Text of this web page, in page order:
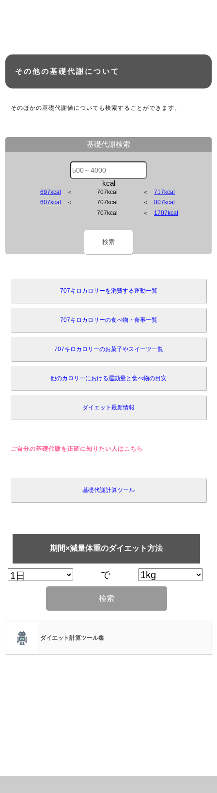
その他の基礎代謝について
そのほかの基礎代謝値についても検索することができます。
基礎代謝検索
kcal
697kcal ＜ 707kcal ＜717kcal
607kcal
＜ 707kcal ＜807kcal
707kcal
＜ 1707kcal
検索
707キロカロリーを消費する運動一覧
707キロカロリーの食べ物・食事一覧
707キロカロリーのお菓子やスイーツ一覧
他のカロリーにおける運動量と食べ物の目安
ダイエット最新情報
ご自分の基礎代謝を正確に知りたい人はこちら
基礎代謝計算ツール
期間×減量体重のダイエット方法
で
検索
ダイエット計算ツール集